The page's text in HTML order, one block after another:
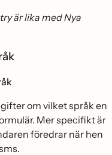
är lika med Nya
om vilket språk en
Mer specifikt är
föredrar när hen